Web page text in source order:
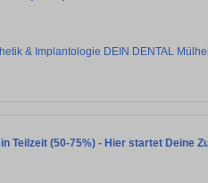
& Implantologie DEIN DENTAL
Teilzeit (50-75%) - Hier startet Deine